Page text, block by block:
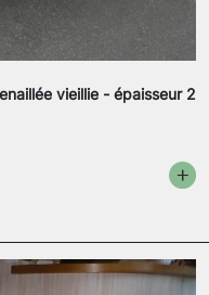
vieillie - épaisseur 2